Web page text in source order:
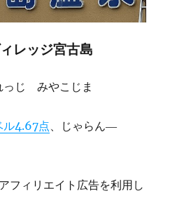
レッジ宮古島
じ みやこじま
ル4.67点 、じゃらん―
フィリエイト広告を利用し